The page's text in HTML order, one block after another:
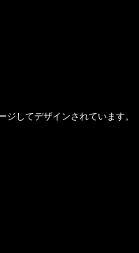
してデザインされています。